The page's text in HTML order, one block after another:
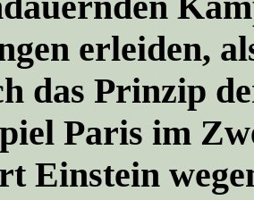
erleiden,
das Prinzip
Paris im
Einstein